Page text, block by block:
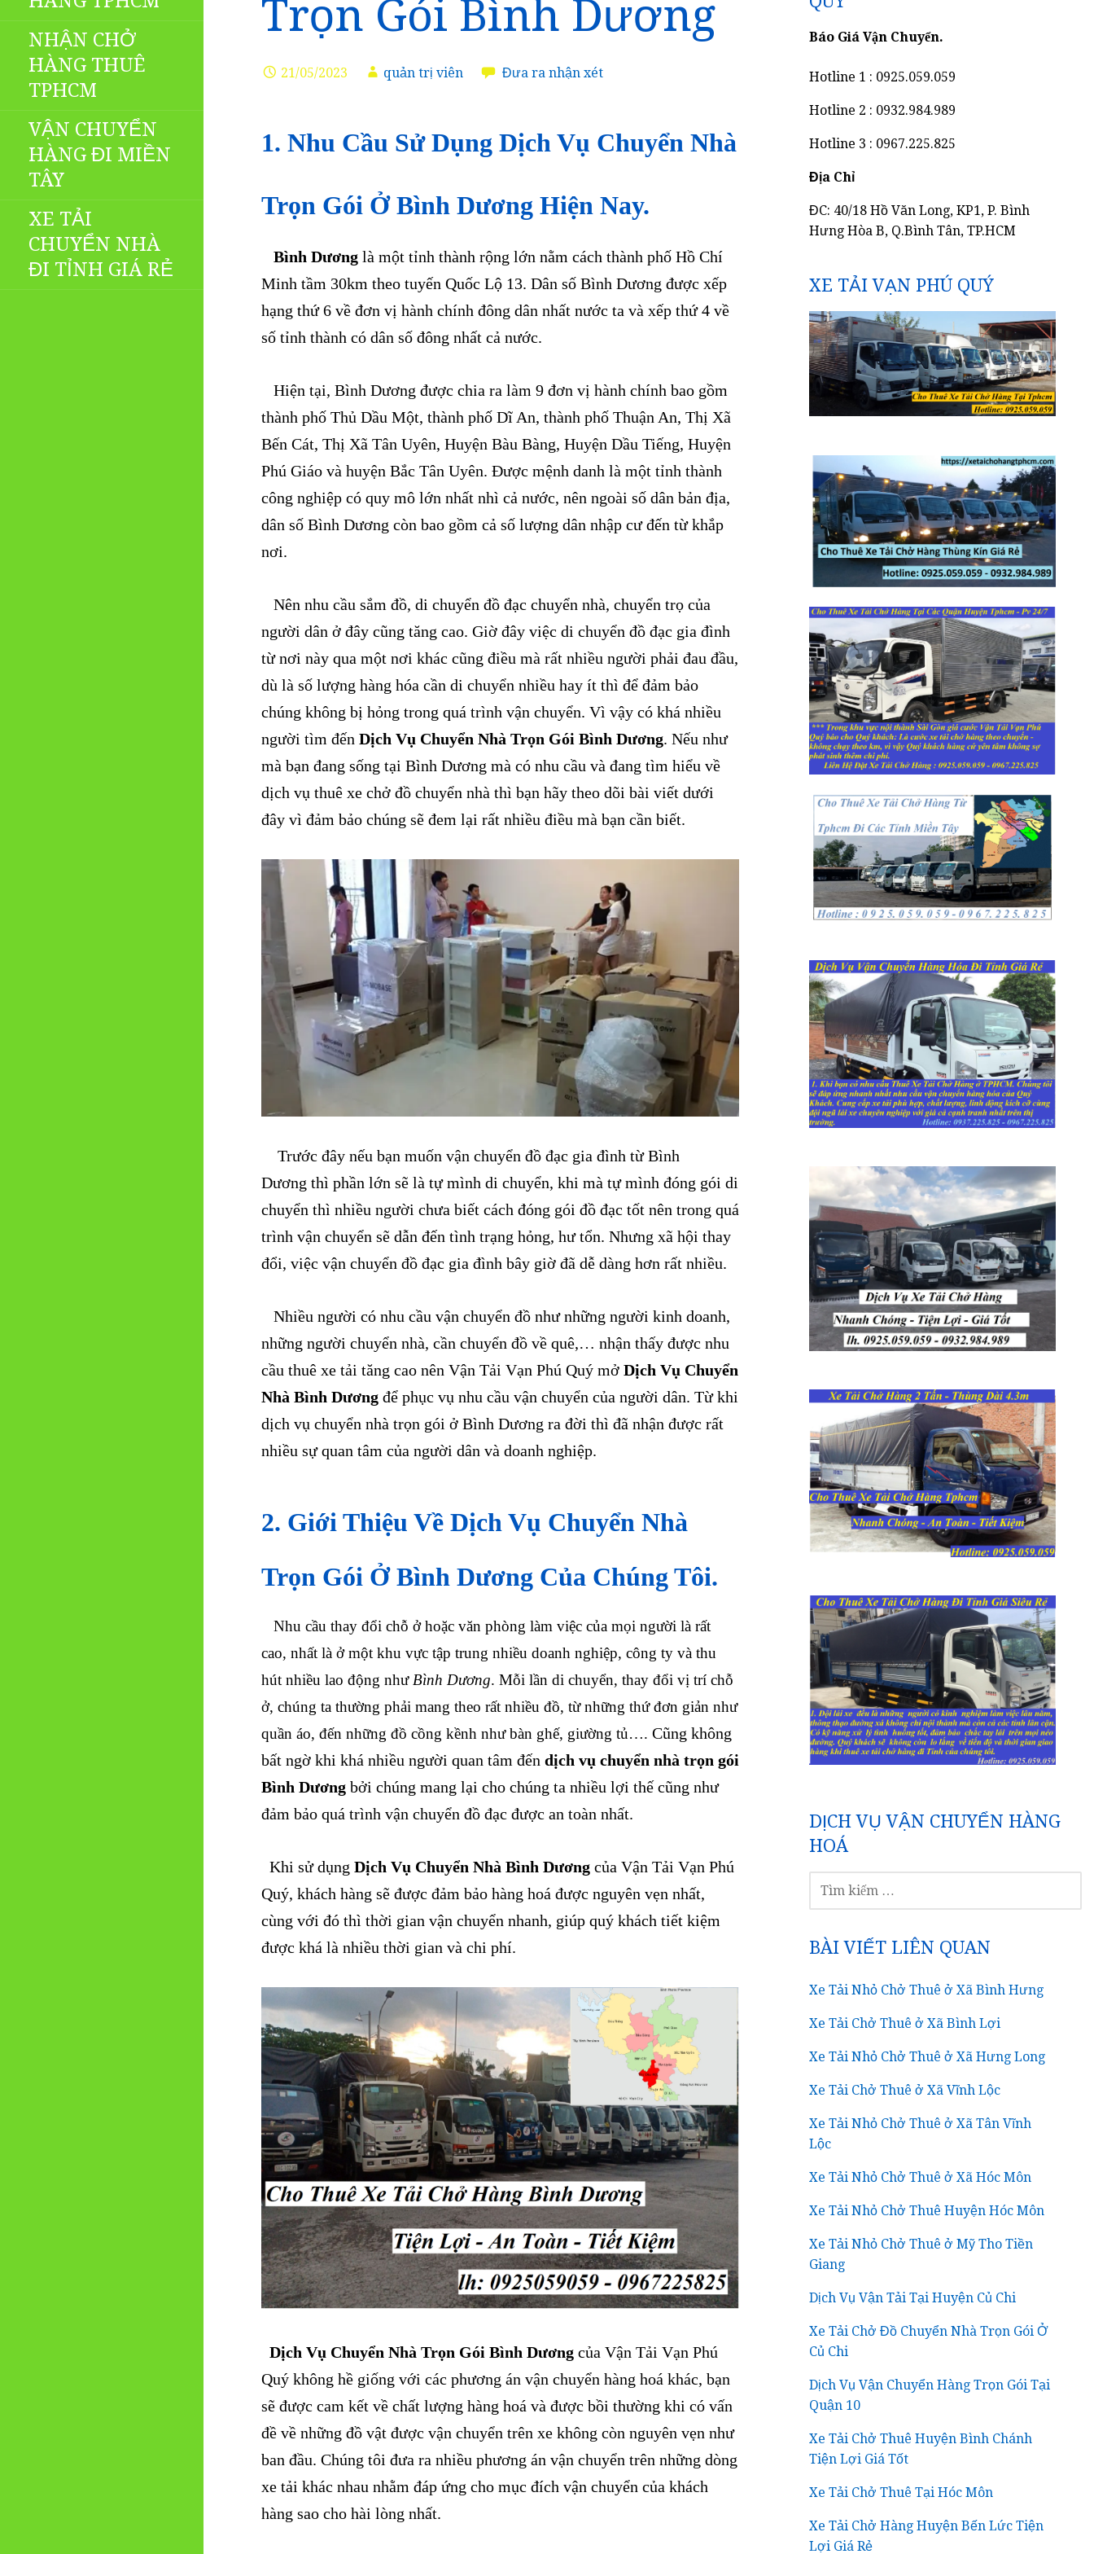
NHẬN CHỞ
HÀNG THUÊ
TPHCM
VẬN CHUYỂN
HÀNG ĐI MIỀN
TÂY
XE TẢI
CHUYỂN NHÀ
ĐI TỈNH GIÁ RẺ
Trọn Gói Bình Dương
21/05/2023 quản trị viên Đưa ra nhận xét
1. Nhu Cầu Sử Dụng Dịch Vụ Chuyển Nhà
Trọn Gói Ở Bình Dương Hiện Nay.
Bình Dương là một tỉnh thành rộng lớn nằm cách thành phố Hồ Chí
Minh tầm 30km theo tuyến Quốc Lộ 13. Dân số Bình Dương được xếp
hạng thứ 6 về đơn vị hành chính đông dân nhất nước ta và xếp thứ 4 về
số tỉnh thành có dân số đông nhất cả nước.
Hiện tại, Bình Dương được chia ra làm 9 đơn vị hành chính bao gồm
thành phố Thủ Dầu Một, thành phố Dĩ An, thành phố Thuận An, Thị Xã
Bến Cát, Thị Xã Tân Uyên, Huyện Bàu Bàng, Huyện Dầu Tiếng, Huyện
Phú Giáo và huyện Bắc Tân Uyên. Được mệnh danh là một tỉnh thành
công nghiệp có quy mô lớn nhất nhì cả nước, nên ngoài số dân bản địa,
dân số Bình Dương còn bao gồm cả số lượng dân nhập cư đến từ khắp
nơi.
Nên nhu cầu sắm đồ, di chuyển đồ đạc chuyển nhà, chuyển trọ của
người dân ở đây cũng tăng cao. Giờ đây việc di chuyển đồ đạc gia đình
từ nơi này qua một nơi khác cũng điều mà rất nhiều người phải đau đầu,
dù là số lượng hàng hóa cần di chuyển nhiều hay ít thì để đảm bảo
chúng không bị hỏng trong quá trình vận chuyển. Vì vậy có khá nhiều
người tìm đến Dịch Vụ Chuyển Nhà Trọn Gói Bình Dương. Nếu như
mà bạn đang sống tại Bình Dương mà có nhu cầu và đang tìm hiểu về
dịch vụ thuê xe chở đồ chuyển nhà thì bạn hãy theo dõi bài viết dưới
đây vì đảm bảo chúng sẽ đem lại rất nhiều điều mà bạn cần biết.
Trước đây nếu bạn muốn vận chuyển đồ đạc gia đình từ Bình
Dương thì phần lớn sẽ là tự mình di chuyển, khi mà tự mình đóng gói di
chuyển thì nhiều người chưa biết cách đóng gói đồ đạc tốt nên trong quá
trình vận chuyển sẽ dẫn đến tình trạng hỏng, hư tổn. Nhưng xã hội thay
đổi, việc vận chuyển đồ đạc gia đình bây giờ đã dễ dàng hơn rất nhiều.
Nhiều người có nhu cầu vận chuyển đồ như những người kinh doanh,
những người chuyển nhà, cần chuyển đồ về quê,… nhận thấy được nhu
cầu thuê xe tải tăng cao nên Vận Tải Vạn Phú Quý mở Dịch Vụ Chuyển
Nhà Bình Dương để phục vụ nhu cầu vận chuyển của người dân. Từ khi
dịch vụ chuyển nhà trọn gói ở Bình Dương ra đời thì đã nhận được rất
nhiều sự quan tâm của người dân và doanh nghiệp.
2. Giới Thiệu Về Dịch Vụ Chuyển Nhà
Trọn Gói Ở Bình Dương Của Chúng Tôi.
Nhu cầu thay đổi chỗ ở hoặc văn phòng làm việc của mọi người là rất
cao, nhất là ở một khu vực tập trung nhiều doanh nghiệp, công ty và thu
hút nhiều lao động nhưBình Dương. Mỗi lần di chuyển, thay đổi vị trí chỗ
ở, chúng ta thường phải mang theo rất nhiều đồ, từ những thứ đơn giản như
quần áo, đến những đồ cồng kềnh như bàn ghế, giường tủ…. Cũng không
bất ngờ khi khá nhiều người quan tâm đến dịch vụ chuyển nhà trọn gói
Bình Dương bởi chúng mang lại cho chúng ta nhiều lợi thế cũng như
đảm bảo quá trình vận chuyển đồ đạc được an toàn nhất.
Khi sử dụng Dịch Vụ Chuyển Nhà Bình Dương của Vận Tải Vạn Phú
Quý, khách hàng sẽ được đảm bảo hàng hoá được nguyên vẹn nhất,
cùng với đó thì thời gian vận chuyển nhanh, giúp quý khách tiết kiệm
được khá là nhiều thời gian và chi phí.
Dịch Vụ Chuyển Nhà Trọn Gói Bình Dương của Vận Tải Vạn Phú
Quý không hề giống với các phương án vận chuyển hàng hoá khác, bạn
sẽ được cam kết về chất lượng hàng hoá và được bồi thường khi có vấn
đề về những đồ vật được vận chuyển trên xe không còn nguyên vẹn như
ban đầu. Chúng tôi đưa ra nhiều phương án vận chuyển trên những dòng
xe tải khác nhau nhằm đáp ứng cho mục đích vận chuyển của khách
hàng sao cho hài lòng nhất.
Báo Giá Vận Chuyển.
Hotline 1 : 0925.059.059
Hotline 2 : 0932.984.989
Hotline 3 : 0967.225.825
Địa Chỉ
ĐC: 40/18 Hồ Văn Long, KP1, P. Bình
Hưng Hòa B, Q.Bình Tân, TP.HCM
XE TẢI VẠN PHÚ QUÝ
DỊCH VỤ VẬN CHUYỂN HÀNG
HOÁ
KIẾM
BÀI VIẾT LIÊN QUAN
Xe Tải Nhỏ Chở Thuê ở Xã Bình Hưng
Xe Tải Chở Thuê ở Xã Bình Lợi
Xe Tải Nhỏ Chở Thuê ở Xã Hưng Long
Xe Tải Chở Thuê ở Xã Vĩnh Lộc
Xe Tải Nhỏ Chở Thuê ở Xã Tân Vĩnh
Lộc
Xe Tải Nhỏ Chở Thuê ở Xã Hóc Môn
Xe Tải Nhỏ Chở Thuê Huyện Hóc Môn
Xe Tải Nhỏ Chở Thuê ở Mỹ Tho Tiền
Giang
Dịch Vụ Vận Tải Tại Huyện Củ Chi
Xe Tải Chở Đồ Chuyển Nhà Trọn Gói Ở
Củ Chi
Dịch Vụ Vận Chuyển Hàng Trọn Gói Tại
Quận 10
Xe Tải Chở Thuê Huyện Bình Chánh
Tiện Lợi Giá Tốt
Xe Tải Chở Thuê Tại Hóc Môn
Xe Tải Chở Hàng Huyện Bến Lức Tiện
Lợi Giá Rẻ